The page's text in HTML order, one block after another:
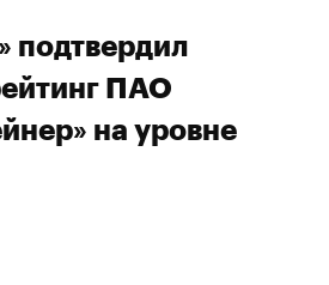
подтвердил
ПАО
на уровне